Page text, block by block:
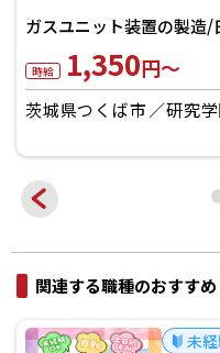
ガスユニット装置の製造/
時給 1,350円～
茨城県つくば市 研究
関連する職種のおすすめ
未